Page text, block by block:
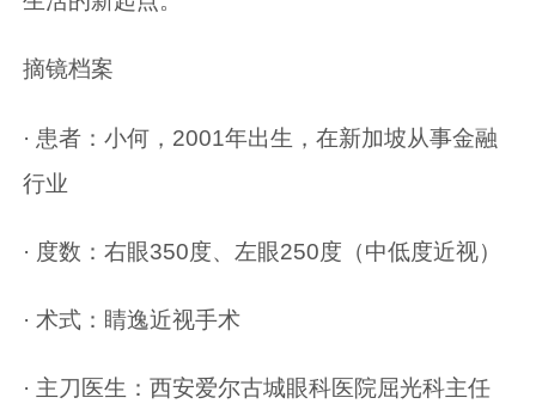
摘镜档案
· 患者：小何，2001年出生，在新加坡从事金融
行业
· 度数：右眼350度、左眼250度（中低度近视）
· 术式：睛逸近视手术
· 主刀医生：西安爱尔古城眼科医院屈光科主任